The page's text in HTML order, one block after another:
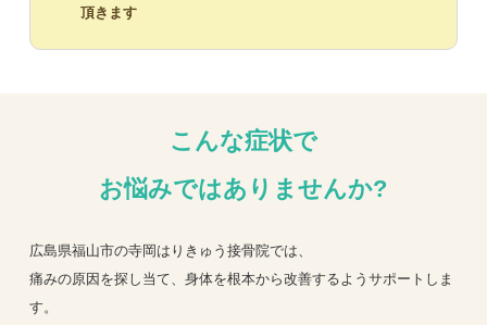
頂きます
こんな症状で
お悩みではありませんか?
広島県福山市の寺岡はりきゅう接骨院では、
痛みの原因を探し当て、身体を根本から改善するようサポートしま
す。